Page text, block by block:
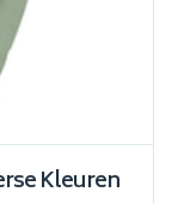
Kleuren